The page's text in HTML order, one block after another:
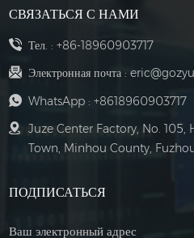
СВЯЗАТЬСЯ С НАМИ
Тел. : +86-18960903717
Электронная почта :
WhatsApp : +8618960903717
Juze Center Factory, No.
Town, Minhou County,
ПОДПИСАТЬСЯ